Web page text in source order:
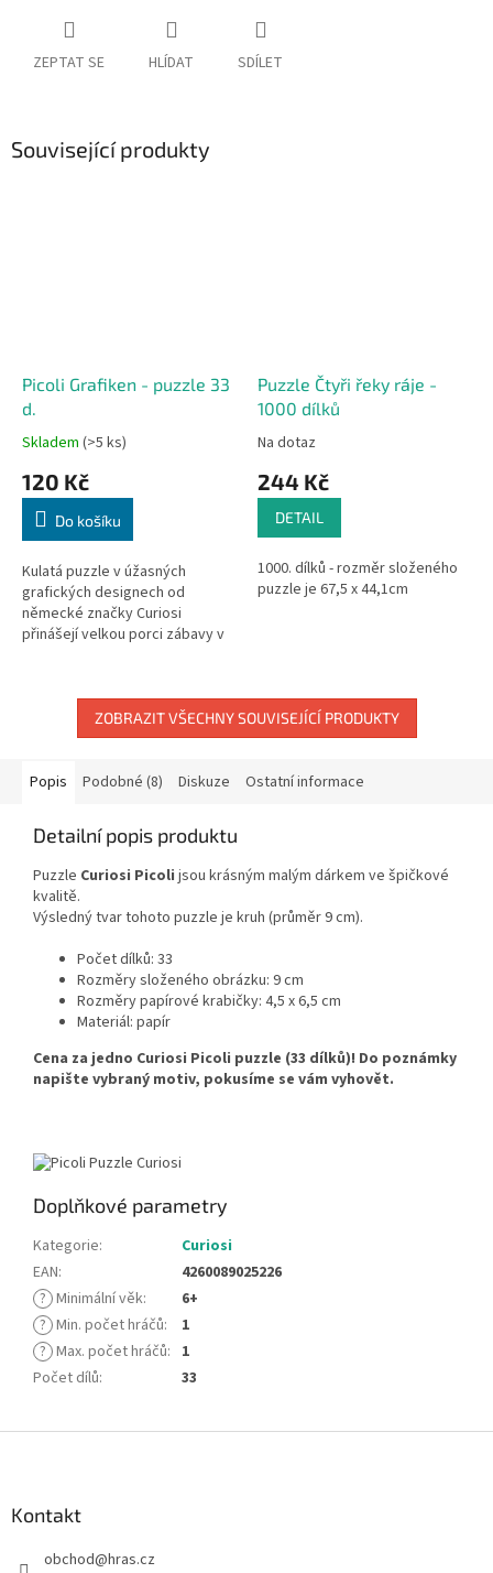
ZEPTAT SE HLÍDAT SDÍLET
Související produkty
Picoli Grafiken - puzzle 33
d.
Skladem (>5 ks)
120 Kč
Do košíku
Kulatá puzzle v úžasných
grafických designech od
německé značky Curiosi
přinášejí velkou porci zábavy v
Puzzle Čtyři řeky ráje -
1000 dílků
Na dotaz
244 Kč
DETAIL
1000. dílků - rozměr složeného
puzzle je 67,5 x 44,1cm
ZOBRAZIT VŠECHNY SOUVISEJÍCÍ PRODUKTY
Popis Podobné (8) Diskuze Ostatní informace
Detailní popis produktu
Puzzle Curiosi Picoli jsou krásným malým dárkem ve špičkové
kvalitě.
Výsledný tvar tohoto puzzle je kruh (průměr 9 cm).
Počet dílků: 33
Rozměry složeného obrázku: 9 cm
Rozměry papírové krabičky: 4,5 x 6,5 cm
Materiál: papír
Cena za jedno Curiosi Picoli puzzle (33 dílků)! Do poznámky
napište vybraný motiv, pokusíme se vám vyhovět.
Doplňkové parametry
Kategorie:
Curiosi
EAN:
4260089025226
? Minimální věk:
6+
? Min. počet hráčů:
1
? Max. počet hráčů: 1
Počet dílů: 33
Kontakt
obchod@hras.cz